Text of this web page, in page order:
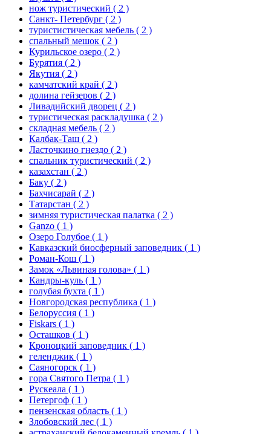
нож туристический ( 2 )
Санкт- Петербург ( 2 )
туристистическая мебель ( 2 )
спальный мешок ( 2 )
Курильское озеро ( 2 )
Бурятия ( 2 )
Якутия ( 2 )
камчатский край ( 2 )
долина гейзеров ( 2 )
Ливадийский дворец ( 2 )
туристическая раскладушка ( 2 )
складная мебель ( 2 )
Калбак-Таш ( 2 )
Ласточкино гнездо ( 2 )
спальник туристический ( 2 )
казахстан ( 2 )
Баку ( 2 )
Бахчисарай ( 2 )
Татарстан ( 2 )
зимняя туристическая палатка ( 2 )
Ganzo ( 1 )
Озеро Голубое ( 1 )
Кавказский биосферный заповедник ( 1 )
Роман-Кош ( 1 )
Замок «Львиная голова» ( 1 )
Кандры-куль ( 1 )
голубая бухта ( 1 )
Новгородская республика ( 1 )
Белоруссия ( 1 )
Fiskars ( 1 )
Осташков ( 1 )
Кроноцкий заповедник ( 1 )
геленджик ( 1 )
Саяногорск ( 1 )
гора Святого Петра ( 1 )
Рускеала ( 1 )
Петергоф ( 1 )
пензенская область ( 1 )
Злобовский лес ( 1 )